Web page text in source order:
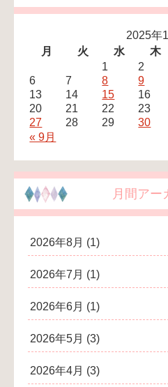
2025年
月
火 水 木
« 9月
1 2
6
7 8 9
13
14 15 16
20
21 22 23
27
28 29 30
月間アー
2026年8月 (1)
2026年7月 (1)
2026年6月 (1)
2026年5月 (3)
2026年4月 (3)